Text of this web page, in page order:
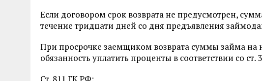
Если договором срок возврата не предусмотрен,
течение тридцати дней со дня предъявления
При просрочке заемщиком возврата суммы займа на
обязанность уплатить проценты в соответствии со ст.